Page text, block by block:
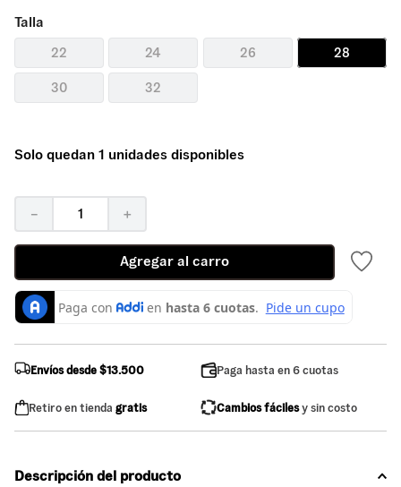
Talla
22 24 26 28
30 32
Solo quedan 1 unidades disponibles
＋
－
Agregar al carro
Envíos desde $13.500 Paga hasta en 6 cuotas
Retiro en tienda gratis Cambios fácilesy sin costo
Descripción del producto